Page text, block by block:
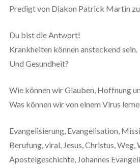
Predigt von Diakon Patrick Martin
Du bist die Antwort!
Krankheiten können ansteckend sein.
Und Gesundheit?
Wie können wir Glauben, Hoffnung
Was können wir von einem Virus
Evangelisierung, Evangelisation,
Berufung, viral, Jesus, Christus, Weg,
Apostelgeschichte, Johannes